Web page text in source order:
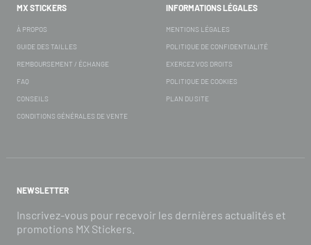
MX STICKERS
À PROPOS
GUIDE DES TAILLES
REMBOURSEMENT / ÉCHANGE
FAQ
CONSEILS
CONDITIONS GÉNÉRALES DE VENTE
INFORMATIONS LÉGALES
MENTIONS LÉGALES
POLITIQUE DE CONFIDENTIALITÉ
EXERCEZ VOS DROITS
POLITIQUE DE COOKIES
PLAN DU SITE
NEWSLETTER
Inscrivez-vous pour recevoir les dernières actualités et
promotions MX Stickers.